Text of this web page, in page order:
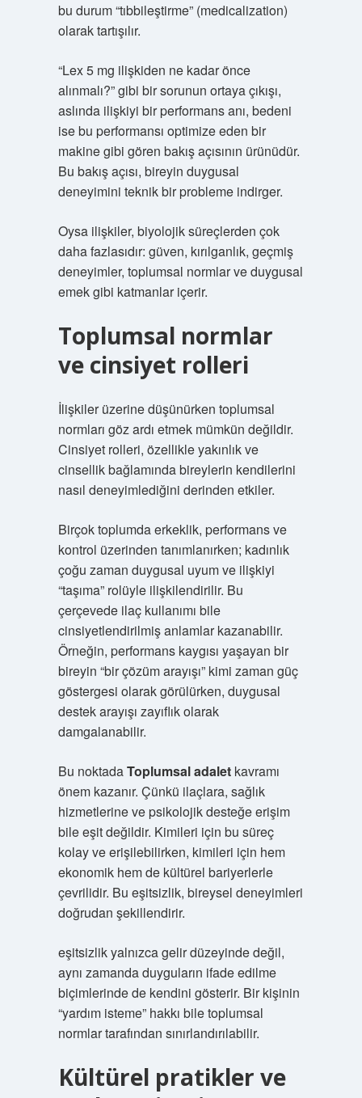
bu durum “tıbbileştirme” (medicalization)
olarak tartışılır.
“Lex 5 mg ilişkiden ne kadar önce
alınmalı?” gibi bir sorunun ortaya çıkışı,
aslında ilişkiyi bir performans anı, bedeni
ise bu performansı optimize eden bir
makine gibi gören bakış açısının ürünüdür.
Bu bakış açısı, bireyin duygusal
deneyimini teknik bir probleme indirger.
Oysa ilişkiler, biyolojik süreçlerden çok
daha fazlasıdır: güven, kırılganlık, geçmiş
deneyimler, toplumsal normlar ve duygusal
emek gibi katmanlar içerir.
Toplumsal normlar
ve cinsiyet rolleri
İlişkiler üzerine düşünürken toplumsal
normları göz ardı etmek mümkün değildir.
Cinsiyet rolleri, özellikle yakınlık ve
cinsellik bağlamında bireylerin kendilerini
nasıl deneyimlediğini derinden etkiler.
Birçok toplumda erkeklik, performans ve
kontrol üzerinden tanımlanırken; kadınlık
çoğu zaman duygusal uyum ve ilişkiyi
“taşıma” rolüyle ilişkilendirilir. Bu
çerçevede ilaç kullanımı bile
cinsiyetlendirilmiş anlamlar kazanabilir.
Örneğin, performans kaygısı yaşayan bir
bireyin “bir çözüm arayışı” kimi zaman güç
göstergesi olarak görülürken, duygusal
destek arayışı zayıflık olarak
damgalanabilir.
Bu noktadaToplumsal adaletkavramı
önem kazanır. Çünkü ilaçlara, sağlık
hizmetlerine ve psikolojik desteğe erişim
bile eşit değildir. Kimileri için bu süreç
kolay ve erişilebilirken, kimileri için hem
ekonomik hem de kültürel bariyerlerle
çevrilidir. Bu eşitsizlik, bireysel deneyimleri
doğrudan şekillendirir.
eşitsizlikyalnızca gelir düzeyinde değil,
aynı zamanda duyguların ifade edilme
biçimlerinde de kendini gösterir. Bir kişinin
“yardım isteme” hakkı bile toplumsal
normlar tarafından sınırlandırılabilir.
Kültürel pratikler ve